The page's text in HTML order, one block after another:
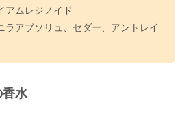
アムレジノイド
ラアブソリュ、セダー、アントレイ
香水